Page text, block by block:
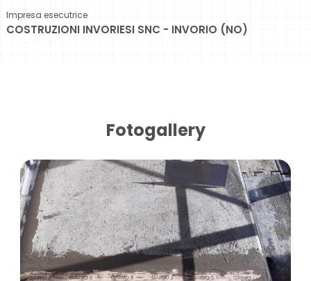
Impresa esecutrice
COSTRUZIONI INVORIESI SNC - INVORIO (NO)
Fotogallery